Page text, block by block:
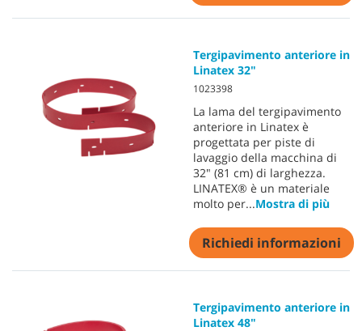
Tergipavimento anteriore in
Linatex 32"
1023398
La lama del tergipavimento
anteriore in Linatex è
progettata per piste di
lavaggio della macchina di
32" (81 cm) di larghezza.
LINATEX® è un materiale
molto per...Mostra di più
Richiedi informazioni
Tergipavimento anteriore in
Linatex 48"